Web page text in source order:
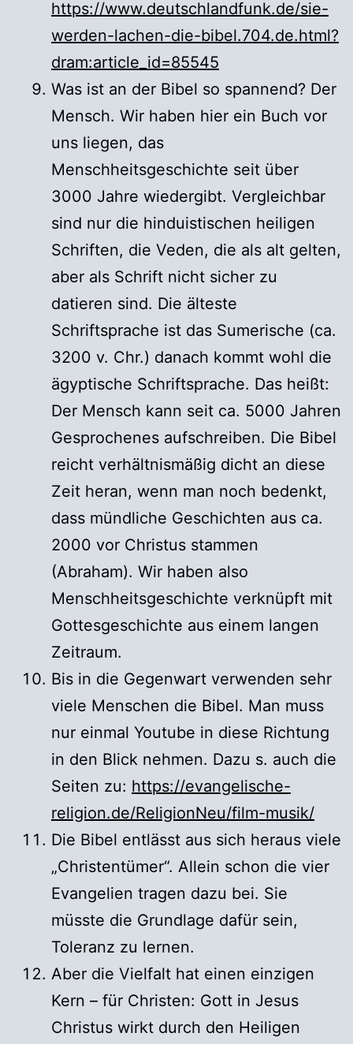
https://www.deutschlandfunk.de/sie-
werden-lachen-die-bibel.704.de.html?
dram:article_id=85545
Was ist an der Bibel so spannend? Der
Mensch. Wir haben hier ein Buch vor
uns liegen, das
Menschheitsgeschichte seit über
3000 Jahre wiedergibt. Vergleichbar
sind nur die hinduistischen heiligen
Schriften, die Veden, die als alt gelten,
aber als Schrift nicht sicher zu
datieren sind. Die älteste
Schriftsprache ist das Sumerische (ca.
3200 v. Chr.) danach kommt wohl die
ägyptische Schriftsprache. Das heißt:
Der Mensch kann seit ca. 5000 Jahren
Gesprochenes aufschreiben. Die Bibel
reicht verhältnismäßig dicht an diese
Zeit heran, wenn man noch bedenkt,
dass mündliche Geschichten aus ca.
2000 vor Christus stammen
(Abraham). Wir haben also
Menschheitsgeschichte verknüpft mit
Gottesgeschichte aus einem langen
Zeitraum.
Bis in die Gegenwart verwenden sehr
viele Menschen die Bibel. Man muss
nur einmal Youtube in diese Richtung
in den Blick nehmen. Dazu s. auch die
Seiten zu: https://evangelische-
religion.de/ReligionNeu/film-musik/
Die Bibel entlässt aus sich heraus viele
„Christentümer“. Allein schon die vier
Evangelien tragen dazu bei. Sie
müsste die Grundlage dafür sein,
Toleranz zu lernen.
Aber die Vielfalt hat einen einzigen
Kern – für Christen: Gott in Jesus
Christus wirkt durch den Heiligen